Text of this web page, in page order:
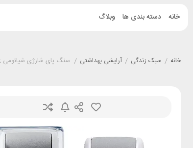
خانه دسته بندی ها وبلاگ
خانه / سبک زندگی / آرایشی بهداشتی / سنگ پای شارژی شیائومی Xiaomi ENCHEN Electric Foot Callus Remover Rock